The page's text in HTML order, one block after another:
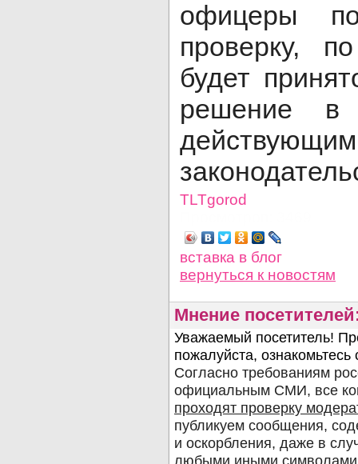
офицеры
проверку,
будет
решение в
действующим
TLTgorod
вставка в блог
вернуться к новостям
Мнение